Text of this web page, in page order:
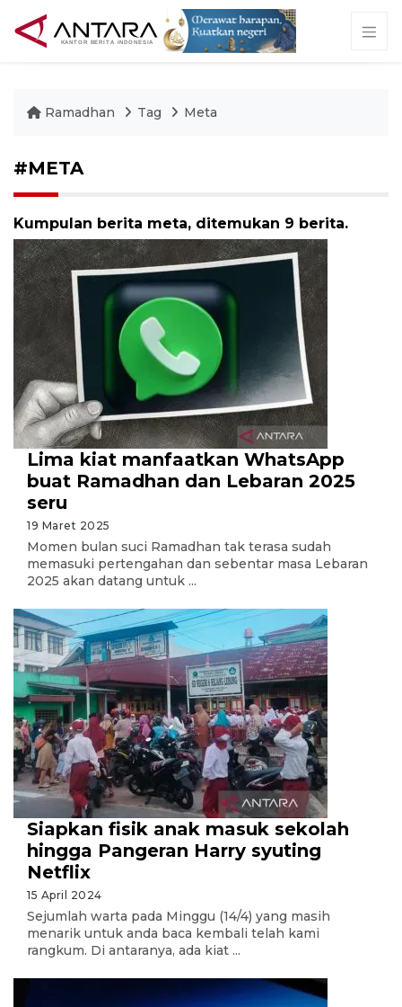
Ramadhan Tag Meta
#META
Kumpulan berita meta, ditemukan 9 berita.
Lima kiat manfaatkan WhatsApp
buat Ramadhan dan Lebaran 2025
seru
19 Maret 2025
Momen bulan suci Ramadhan tak terasa sudah
memasuki pertengahan dan sebentar masa Lebaran
2025 akan datang untuk ...
Siapkan fisik anak masuk sekolah
hingga Pangeran Harry syuting
Netflix
15 April 2024
Sejumlah warta pada Minggu (14/4) yang masih
menarik untuk anda baca kembali telah kami
rangkum. Di antaranya, ada kiat ...